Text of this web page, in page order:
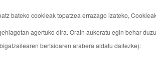
bateko cookieak topatzea errazago izateko,
agertuko dira. Orain aukeratu egin behar
bertsioaren arabera aldatu daitezke):